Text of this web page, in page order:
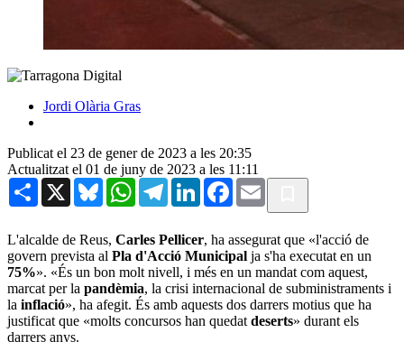
Jordi Olària Gras
Publicat el 23 de gener de 2023 a les 20:35
Actualitzat el 01 de juny de 2023 a les 11:11
Share X BlueskyWhatsAppTelegramLinkedInFacebook
Email
L'alcalde de Reus, Carles Pellicer, ha assegurat que «l'acció de
govern prevista al Pla d'Acció Municipal ja s'ha executat en un
75%». «És un bon molt nivell, i més en un mandat com aquest,
marcat per la pandèmia, la crisi internacional de subministraments i
la inflació», ha afegit. És amb aquests dos darrers motius que ha
justificat que «molts concursos han quedat deserts» durant els
darrers anys.